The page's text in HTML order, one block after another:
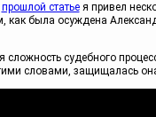
прошлой статьея привел
как была осуждена
судебного
словами, защищалась